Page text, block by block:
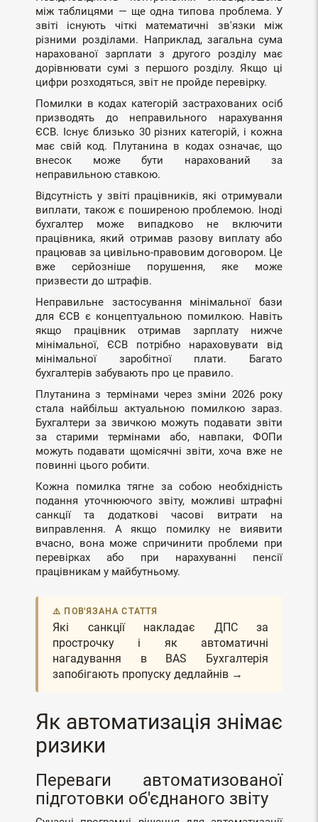
між таблицями — ще одна типова проблема. У
звіті існують чіткі математичні зв'язки між
різними розділами. Наприклад, загальна сума
нарахованої зарплати з другого розділу має
дорівнювати сумі з першого розділу. Якщо ці
цифри розходяться, звіт не пройде перевірку.
Помилки в кодах категорій застрахованих осіб
призводять до неправильного нарахування
ЄСВ. Існує близько 30 різних категорій, і кожна
має свій код. Плутанина в кодах означає, що
внесок може бути нарахований за
неправильною ставкою.
Відсутність у звіті працівників, які отримували
виплати, також є поширеною проблемою. Іноді
бухгалтер може випадково не включити
працівника, який отримав разову виплату або
працював за цивільно-правовим договором. Це
вже серйозніше порушення, яке може
призвести до штрафів.
Неправильне застосування мінімальної бази
для ЄСВ є концептуальною помилкою. Навіть
якщо працівник отримав зарплату нижче
мінімальної, ЄСВ потрібно нараховувати від
мінімальної заробітної плати. Багато
бухгалтерів забувають про це правило.
Плутанина з термінами через зміни 2026 року
стала найбільш актуальною помилкою зараз.
Бухгалтери за звичкою можуть подавати звіти
за старими термінами або, навпаки, ФОПи
можуть подавати щомісячні звіти, хоча вже не
повинні цього робити.
Кожна помилка тягне за собою необхідність
подання уточнюючого звіту, можливі штрафні
санкції та додаткові часові витрати на
виправлення. А якщо помилку не виявити
вчасно, вона може спричинити проблеми при
перевірках або при нарахуванні пенсії
працівникам у майбутньому.
⚠️ ПОВ'ЯЗАНА СТАТТЯ
Які санкції накладає ДПС за
прострочку і як автоматичні
нагадування в BAS Бухгалтерія
запобігають пропуску дедлайнів →
Як автоматизація знімає
ризики
Переваги автоматизованої
підготовки об'єднаного звіту